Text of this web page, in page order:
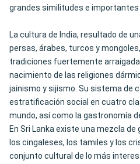
grandes similitudes e
La cultura de India, resultado de
persas, árabes, turcos y
tradiciones fuertemente
nacimiento de las religiones
jainismo y sijismo. Su sistema de
estratificación social en cuatro
mundo, así como la gastronomía
En Sri Lanka existe una mezcla
los cingaleses, los tamiles y los
conjunto cultural de lo más